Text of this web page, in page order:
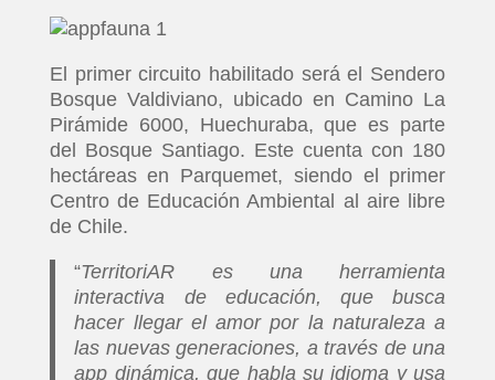
El primer circuito habilitado será el Sendero
Bosque Valdiviano, ubicado en Camino La
Pirámide 6000, Huechuraba, que es parte
del Bosque Santiago. Este cuenta con 180
hectáreas en Parquemet, siendo el primer
Centro de Educación Ambiental al aire libre
de Chile.
“TerritoriAR es una herramienta
interactiva de educación, que busca
hacer llegar el amor por la naturaleza a
las nuevas generaciones, a través de una
app dinámica, que habla su idioma y usa